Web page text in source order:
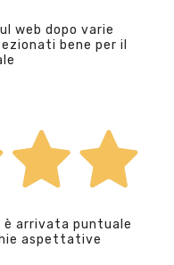
web dopo varie
bene per il
arrivata puntuale
aspettative